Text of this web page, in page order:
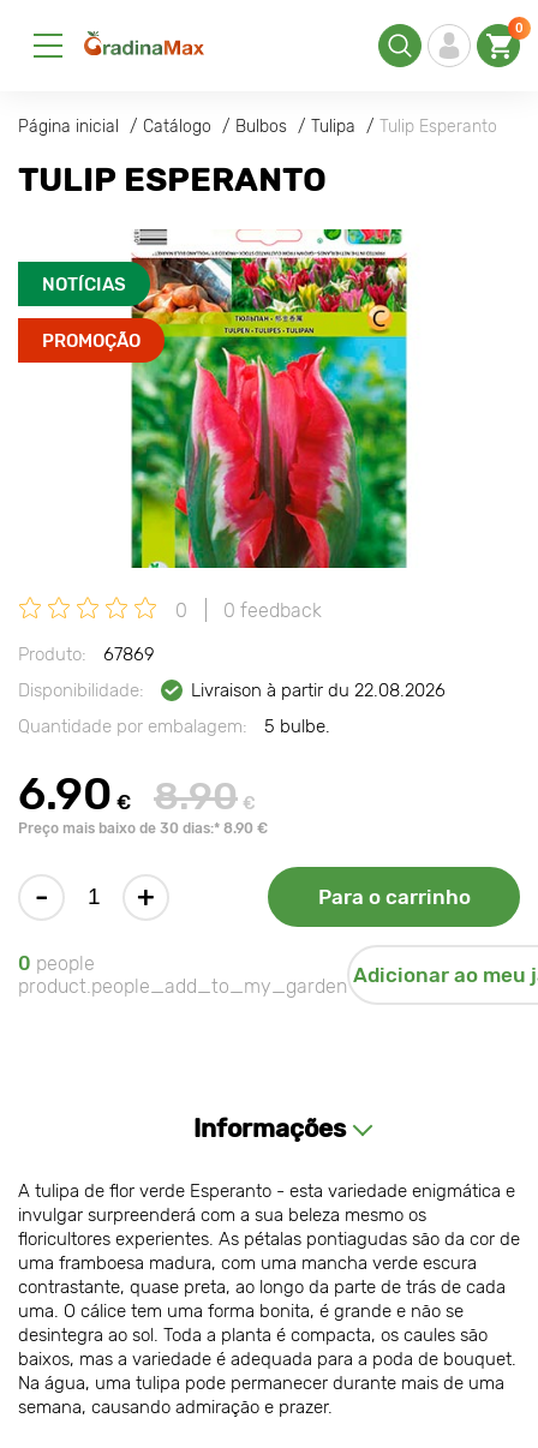
0
Página inicial Catálogo Bulbos Tulipa Tulip Esperanto
TULIP ESPERANTO
NOTÍCIAS
PROMOÇÃO
0 0 feedback
Produto:
67869
Disponibilidade:
Livraison à partir du 22.08.2026
Quantidade por embalagem:
5 bulbe.
6.90 € 8.90 €
Preço mais baixo de 30 dias:* 8.90 €
- + Para o carrinho
0 people
product.people_add_to_my_garden Adicionar ao meu
Informações
A tulipa de flor verde Esperanto - esta variedade enigmática e
invulgar surpreenderá com a sua beleza mesmo os
floricultores experientes. As pétalas pontiagudas são da cor de
uma framboesa madura, com uma mancha verde escura
contrastante, quase preta, ao longo da parte de trás de cada
uma. O cálice tem uma forma bonita, é grande e não se
desintegra ao sol. Toda a planta é compacta, os caules são
baixos, mas a variedade é adequada para a poda de bouquet.
Na água, uma tulipa pode permanecer durante mais de uma
semana, causando admiração e prazer.